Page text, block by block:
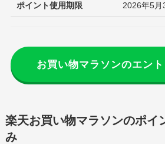
ポイント使用期限 2026年5月
お買い物マラソンのエン
楽天お買い物マラソンのポイ
み